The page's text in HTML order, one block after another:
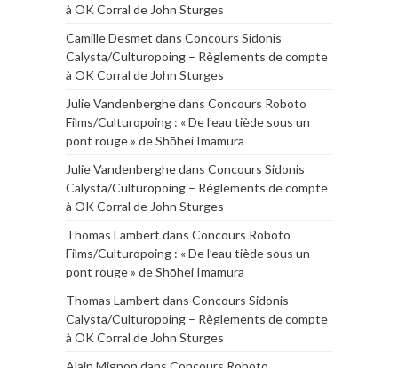
à OK Corral de John Sturges
Camille Desmet dans Concours Sidonis
Calysta/Culturopoing – Règlements de compte
à OK Corral de John Sturges
Julie Vandenberghedans Concours Roboto
Films/Culturopoing : « De l’eau tiède sous un
pont rouge » de Shōhei Imamura
Julie Vandenberghedans Concours Sidonis
Calysta/Culturopoing – Règlements de compte
à OK Corral de John Sturges
Thomas Lambert dans Concours Roboto
Films/Culturopoing : « De l’eau tiède sous un
pont rouge » de Shōhei Imamura
Thomas Lambert dans Concours Sidonis
Calysta/Culturopoing – Règlements de compte
à OK Corral de John Sturges